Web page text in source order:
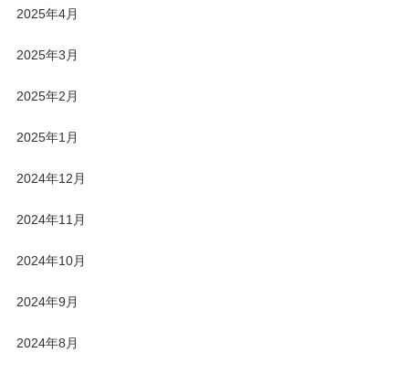
2025年4月
2025年3月
2025年2月
2025年1月
2024年12月
2024年11月
2024年10月
2024年9月
2024年8月